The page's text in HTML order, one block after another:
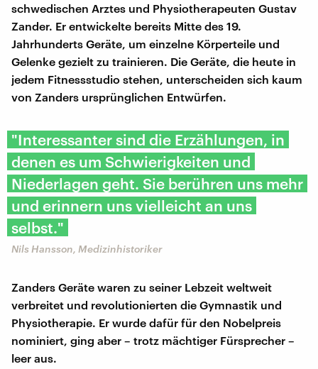
schwedischen Arztes und Physiotherapeuten Gustav
Zander. Er entwickelte bereits Mitte des 19.
Jahrhunderts Geräte, um einzelne Körperteile und
Gelenke gezielt zu trainieren. Die Geräte, die heute in
jedem Fitnessstudio stehen, unterscheiden sich kaum
von Zanders ursprünglichen Entwürfen.
"Interessanter sind die Erzählungen, in
denen es um Schwierigkeiten und
Niederlagen geht. Sie berühren uns mehr
und erinnern uns vielleicht an uns
selbst."
Nils Hansson, Medizinhistoriker
Zanders Geräte waren zu seiner Lebzeit weltweit
verbreitet und revolutionierten die Gymnastik und
Physiotherapie. Er wurde dafür für den Nobelpreis
nominiert, ging aber – trotz mächtiger Fürsprecher –
leer aus.